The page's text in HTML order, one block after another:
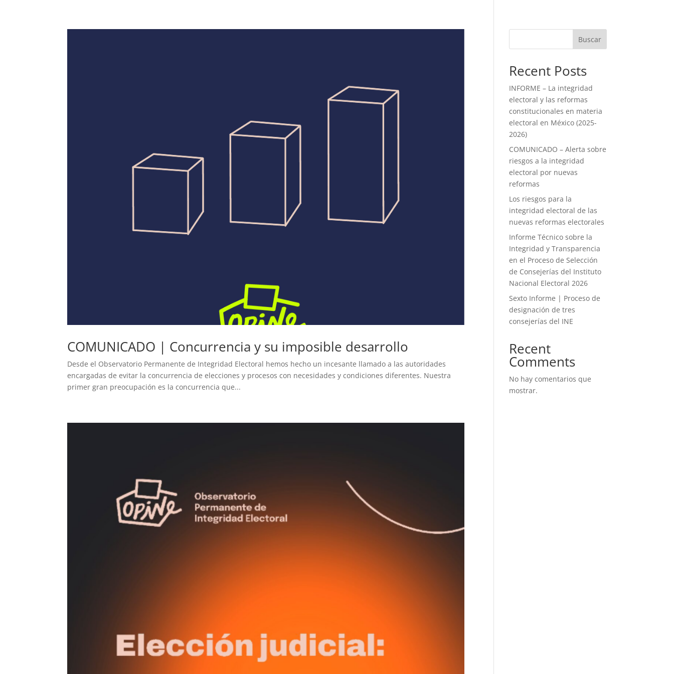
COMUNICADO | Concurrencia y su imposible desarrollo
Desde el Observatorio Permanente de Integridad Electoral hemos hecho un incesante llamado a las autoridades
encargadas de evitar la concurrencia de elecciones y procesos con necesidades y condiciones diferentes. Nuestra
primer gran preocupación es la concurrencia que...
Buscar
Recent Posts
INFORME – La integridad
electoral y las reformas
constitucionales en materia
electoral en México (2025-
2026)
COMUNICADO – Alerta sobre
riesgos a la integridad
electoral por nuevas
reformas
Los riesgos para la
integridad electoral de las
nuevas reformas electorales
Informe Técnico sobre la
Integridad y Transparencia
en el Proceso de Selección
de Consejerías del Instituto
Nacional Electoral 2026
Sexto Informe | Proceso de
designación de tres
consejerías del INE
Recent
Comments
No hay comentarios que
mostrar.